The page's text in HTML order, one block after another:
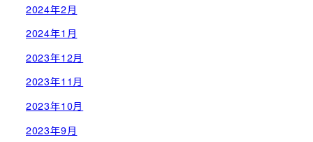
2024年2月
2024年1月
2023年12月
2023年11月
2023年10月
2023年9月